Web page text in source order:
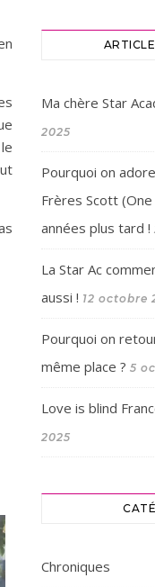
Ma chère Star
2025
Pourquoi on
Frères Scott
années plus tard !
La Star Ac
aussi ! 12 octobre
Pourquoi on
même place ? 5
Love is blind
2025
Chroniques